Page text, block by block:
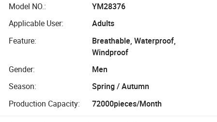
Model NO.:
YM28376
Applicable User:
Adults
Feature:
Breathable, Waterproof,
Windproof
Gender:
Men
Season:
Spring / Autumn
Production Capacity:
72000pieces/Month